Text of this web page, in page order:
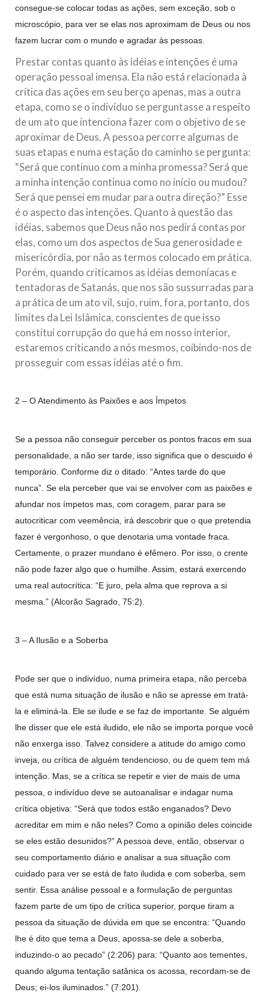
consegue-se colocar todas as ações, sem exceção, sob o
microscópio, para ver se elas nos aproximam de Deus ou nos
fazem lucrar com o mundo e agradar às pessoas.
Prestar contas quanto às idéias e intenções é uma
operação pessoal imensa. Ela não está relacionada à
crítica das ações em seu berço apenas, mas a outra
etapa, como se o indivíduo se perguntasse a respeito
de um ato que intenciona fazer com o objetivo de se
aproximar de Deus. A pessoa percorre algumas de
suas etapas e numa estação do caminho se pergunta:
“Será que continuo com a minha promessa? Será que
a minha intenção continua como no início ou mudou?
Será que pensei em mudar para outra direção?” Esse
é o aspecto das intenções. Quanto à questão das
idéias, sabemos que Deus não nos pedirá contas por
elas, como um dos aspectos de Sua generosidade e
misericórdia, por não as termos colocado em prática.
Porém, quando criticamos as idéias demoníacas e
tentadoras de Satanás, que nos são sussurradas para
a prática de um ato vil, sujo, ruim, fora, portanto, dos
limites da Lei Islâmica, conscientes de que isso
constitui corrupção do que há em nosso interior,
estaremos criticando a nós mesmos, coibindo-nos de
prosseguir com essas idéias até o fim.
2 – O Atendimento às Paixões e aos Ímpetos
Se a pessoa não conseguir perceber os pontos fracos em sua
personalidade, a não ser tarde, isso significa que o descuido é
temporário. Conforme diz o ditado: “Antes tarde do que
nunca”. Se ela perceber que vai se envolver com as paixões e
afundar nos ímpetos mas, com coragem, parar para se
autocriticar com veemência, irá descobrir que o que pretendia
fazer é vergonhoso, o que denotaria uma vontade fraca.
Certamente, o prazer mundano é efêmero. Por isso, o crente
não pode fazer algo que o humilhe. Assim, estará exercendo
uma real autocrítica: “E juro, pela alma que reprova a si
mesma.” (Alcorão Sagrado, 75:2).
3 – A Ilusão e a Soberba
Pode ser que o indivíduo, numa primeira etapa, não perceba
que está numa situação de ilusão e não se apresse em tratá-
la e eliminá-la. Ele se ilude e se faz de importante. Se alguém
lhe disser que ele está iludido, ele não se importa porque você
não enxerga isso. Talvez considere a atitude do amigo como
inveja, ou crítica de alguém tendencioso, ou de quem tem má
intenção. Mas, se a crítica se repetir e vier de mais de uma
pessoa, o indivíduo deve se autoanalisar e indagar numa
crítica objetiva: “Será que todos estão enganados? Devo
acreditar em mim e não neles? Como a opinião deles coincide
se eles estão desunidos?” A pessoa deve, então, observar o
seu comportamento diário e analisar a sua situação com
cuidado para ver se está de fato iludida e com soberba, sem
sentir. Essa análise pessoal e a formulação de perguntas
fazem parte de um tipo de crítica superior, porque tiram a
pessoa da situação de dúvida em que se encontra: “Quando
lhe é dito que tema a Deus, apossa-se dele a soberba,
induzindo-o ao pecado” (2:206) para: “Quanto aos tementes,
quando alguma tentação satânica os acossa, recordam-se de
Deus; ei-los iluminados.” (7:201).